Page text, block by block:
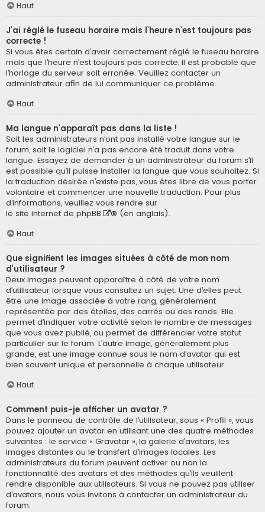
Haut
J’ai réglé le fuseau horaire mais l’heure n’est toujours pas
correcte !
Si vous êtes certain d’avoir correctement réglé le fuseau horaire
mais que l’heure n’est toujours pas correcte, il est probable que
l’horloge du serveur soit erronée. Veuillez contacter un
administrateur afin de lui communiquer ce problème.
Haut
Ma langue n’apparaît pas dans la liste !
Soit les administrateurs n’ont pas installé votre langue sur le
forum, soit le logiciel n’a pas encore été traduit dans votre
langue. Essayez de demander à un administrateur du forum s’il
est possible qu’il puisse installer la langue que vous souhaitez. Si
la traduction désirée n’existe pas, vous êtes libre de vous porter
volontaire et commencer une nouvelle traduction. Pour plus
d’informations, veuillez vous rendre sur
le site internet de phpBB
® (en anglais).
Haut
Que signifient les images situées à côté de mon nom
d’utilisateur ?
Deux images peuvent apparaître à côté de votre nom
d’utilisateur lorsque vous consultez un sujet. Une d’elles peut
être une image associée à votre rang, généralement
représentée par des étoiles, des carrés ou des ronds. Elle
permet d’indiquer votre activité selon le nombre de messages
que vous avez publié, ou permet de différencier votre statut
particulier sur le forum. L’autre image, généralement plus
grande, est une image connue sous le nom d’avatar qui est
bien souvent unique et personnelle à chaque utilisateur.
Haut
Comment puis-je afficher un avatar ?
Dans le panneau de contrôle de l’utilisateur, sous « Profil », vous
pouvez ajouter un avatar en utilisant une des quatre méthodes
suivantes : le service « Gravatar », la galerie d’avatars, les
images distantes ou le transfert d’images locales. Les
administrateurs du forum peuvent activer ou non la
fonctionnalité des avatars et des méthodes qu’ils veuillent
rendre disponible aux utilisateurs. Si vous ne pouvez pas utiliser
d’avatars, nous vous invitons à contacter un administrateur du
forum.